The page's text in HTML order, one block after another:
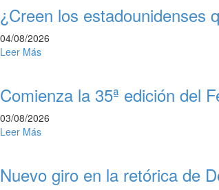
¿Creen los estadounidenses
04/08/2026
Leer Más
Comienza la 35ª edición del
03/08/2026
Leer Más
Nuevo giro en la retórica de